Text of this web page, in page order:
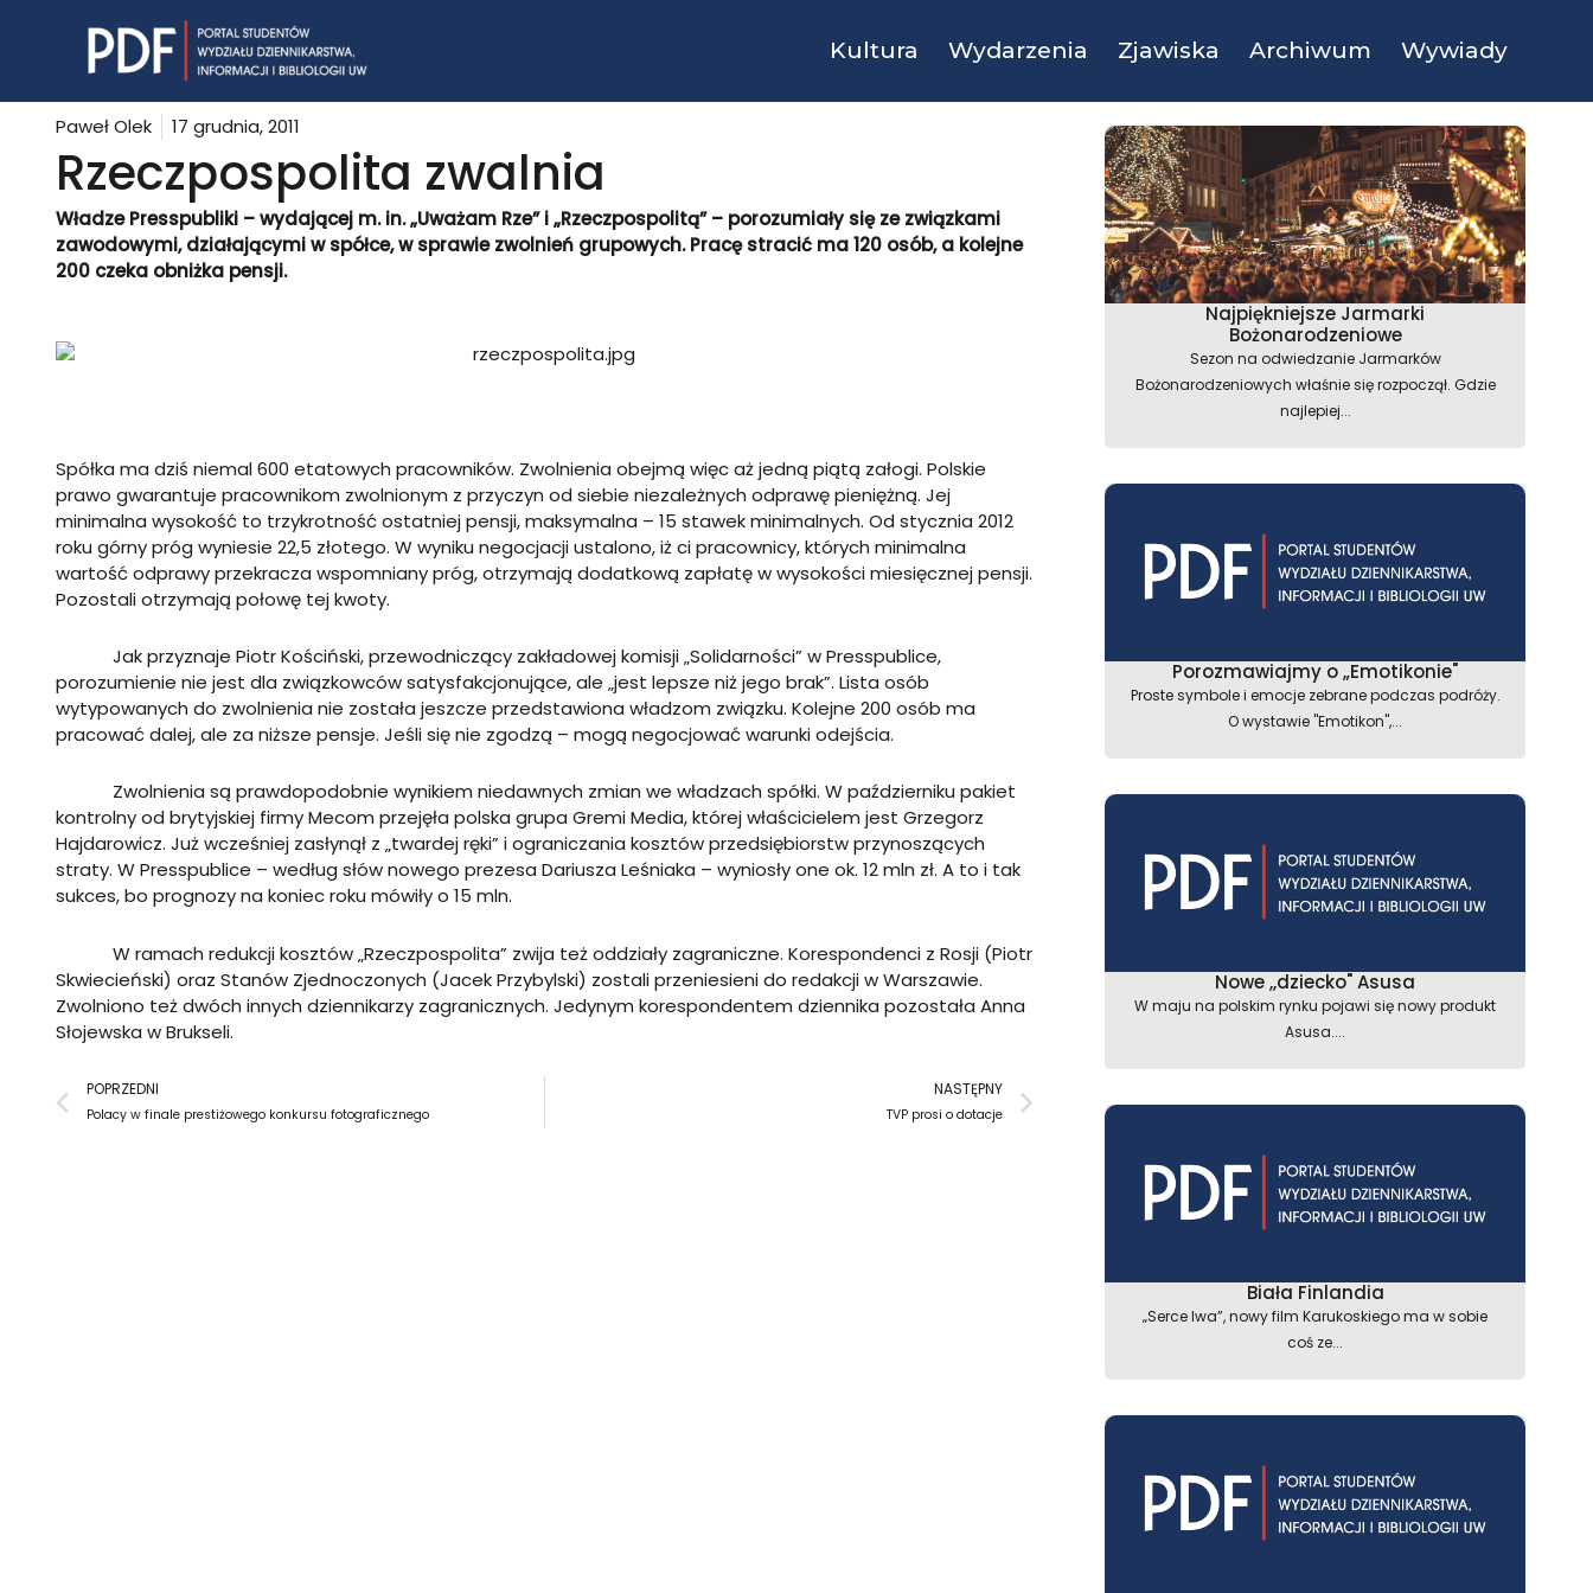
Kultura Wydarzenia Zjawiska Archiwum Wywiady
Paweł Olek 17 grudnia, 2011
Rzeczpospolita zwalnia
Władze Presspubliki – wydającej m. in. „Uważam Rze” i „Rzeczpospolitą” – porozumiały się ze związkami
zawodowymi, działającymi w spółce, w sprawie zwolnień grupowych. Pracę stracić ma 120 osób, a kolejne
200 czeka obniżka pensji.
Spółka ma dziś niemal 600 etatowych pracowników. Zwolnienia obejmą więc aż jedną piątą załogi. Polskie
prawo gwarantuje pracownikom zwolnionym z przyczyn od siebie niezależnych odprawę pieniężną. Jej
minimalna wysokość to trzykrotność ostatniej pensji, maksymalna – 15 stawek minimalnych. Od stycznia 2012
roku górny próg wyniesie 22,5 złotego. W wyniku negocjacji ustalono, iż ci pracownicy, których minimalna
wartość odprawy przekracza wspomniany próg, otrzymają dodatkową zapłatę w wysokości miesięcznej pensji.
Pozostali otrzymają połowę tej kwoty.
Jak przyznaje Piotr Kościński, przewodniczący zakładowej komisji „Solidarności” w Presspublice,
porozumienie nie jest dla związkowców satysfakcjonujące, ale „jest lepsze niż jego brak”. Lista osób
wytypowanych do zwolnienia nie została jeszcze przedstawiona władzom związku. Kolejne 200 osób ma
pracować dalej, ale za niższe pensje. Jeśli się nie zgodzą – mogą negocjować warunki odejścia.
Zwolnienia są prawdopodobnie wynikiem niedawnych zmian we władzach spółki. W październiku pakiet
kontrolny od brytyjskiej firmy Mecom przejęła polska grupa Gremi Media, której właścicielem jest Grzegorz
Hajdarowicz. Już wcześniej zasłynął z „twardej ręki” i ograniczania kosztów przedsiębiorstw przynoszących
straty. W Presspublice – według słów nowego prezesa Dariusza Leśniaka – wyniosły one ok. 12 mln zł. A to i tak
sukces, bo prognozy na koniec roku mówiły o 15 mln.
W ramach redukcji kosztów „Rzeczpospolita” zwija też oddziały zagraniczne. Korespondenci z Rosji (Piotr
Skwiecieński) oraz Stanów Zjednoczonych (Jacek Przybylski) zostali przeniesieni do redakcji w Warszawie.
Zwolniono też dwóch innych dziennikarzy zagranicznych. Jedynym korespondentem dziennika pozostała Anna
Słojewska w Brukseli.
Prev
POPRZEDNI
Polacy w finale prestiżowego konkursu fotograficznego
NASTĘPNY
TVP prosi o dotacje
Najpiękniejsze Jarmarki
Bożonarodzeniowe
Sezon na odwiedzanie Jarmarków
Bożonarodzeniowych właśnie się rozpoczął. Gdzie
najlepiej...
Porozmawiajmy o „Emotikonie"
Proste symbole i emocje zebrane podczas podróży.
O wystawie "Emotikon",...
Nowe ,,dziecko" Asusa
W maju na polskim rynku pojawi się nowy produkt
Asusa....
Biała Finlandia
„Serce lwa”, nowy film Karukoskiego ma w sobie
coś ze...